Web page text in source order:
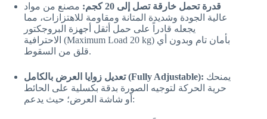
قدرة تحمل خارقة تصل إلى 20 كجم:
مصنع من مواد
عالية الجودة وشديدة المتانة ومقاومة للاهتزازات، مما
يجعله قادراً على حمل أثقل أجهزة البروجكتور
الاحترافية (Maximum Load 20 kg) بأمان تام وبدون أي
قلق من السقوط.
تعديل زوايا العرض بالكامل (Fully Adjustable):
حرية الحركة لتوجيه الصورة بدقة بكسلية على الحائط
أو شاشة العرض؛ حيث يدعم: